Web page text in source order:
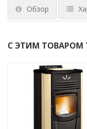
Обзор
С ЭТИМ ТОВАРОМ